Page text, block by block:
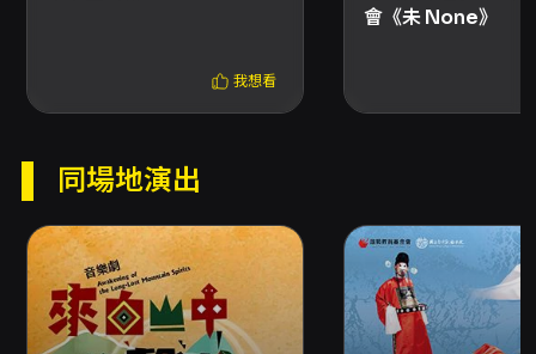
嘗試在舞台再現女性之間細膩情感與不同世代面
幕（台語、中文、日語），以利不同語言背景觀
眾理解歌詞與劇情脈絡；製作同時標榜歌唱與音
歌聲與表演重新喚醒。就觀演價值而言，觀眾可
的原創作品，在音樂、戲劇與視覺設計上的整體
呈現；對偏愛校園題材、跨時代表現、以及對女
性微觀情感探索的觀眾而言，此劇提供了情感共
鳴與文化記憶的雙重閱讀路徑。 製作單位與支持
體系方面，本節目由唱歌集與喆廬文化有限公司
我想看
會《未 None》
同場地演出